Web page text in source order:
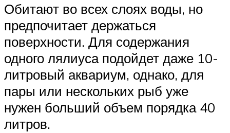
Обитают во всех слоях воды, но
предпочитает держаться
поверхности. Для содержания
одного лялиуса подойдет даже 10-
литровый аквариум, однако, для
пары или нескольких рыб уже
нужен больший объем порядка 40
литров.